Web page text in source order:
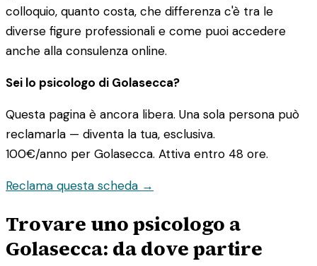
colloquio, quanto costa, che differenza c'è tra le
diverse figure professionali e come puoi accedere
anche alla consulenza online.
Sei lo psicologo di Golasecca?
Questa pagina è ancora libera. Una sola persona può
reclamarla — diventa la tua, esclusiva.
100€/anno per Golasecca. Attiva entro 48 ore.
Reclama questa scheda →
Trovare uno psicologo a
Golasecca: da dove partire